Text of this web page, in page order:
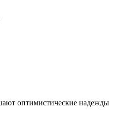
оптимистические надежды